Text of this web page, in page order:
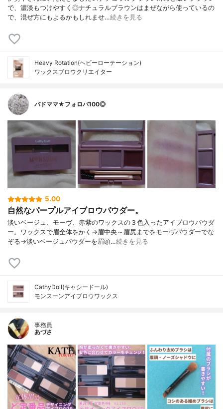
で、濃淡もつけやすく◎ナチュラルブラウンはまぜながら使っているの
で、混ぜ方にもよるかもしれませ…続きを見る
Heavy Rotation(ヘビーローテーション)
ワックスブロウクリエイター
バドママ★フォロバ100◎
5.00
自然なパープルアイブロウパウダー。
淡いベージュ、モーヴ、赤紫のワックスの３色入ったアイブロウパウダ
ー。ワックスで眉全体をかく→眉中央～眉尻までをモーヴパウダーでな
ぞる→淡いベージュパウダーを眉頭…続きを見る
CathyDoll(キャシードール)
モンスーンアイブロウワックス
事務員
あづさ